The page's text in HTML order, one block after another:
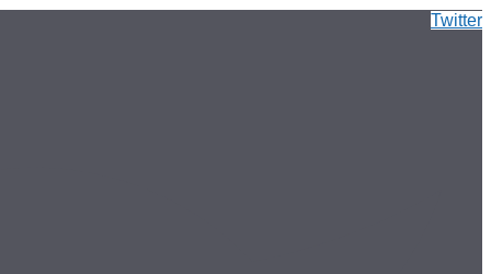
Twitter